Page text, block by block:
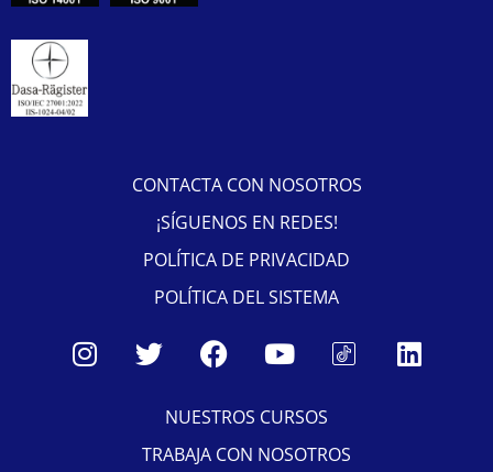
CONTACTA CON NOSOTROS
¡SÍGUENOS EN REDES!
POLÍTICA DE PRIVACIDAD
POLÍTICA DEL SISTEMA
NUESTROS CURSOS
TRABAJA CON NOSOTROS